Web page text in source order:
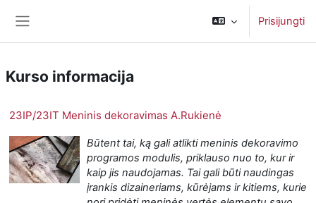
Prisijungti
Kurso informacija
23IP/23IT Meninis dekoravimas A.Rukienė
Būtent tai, ką gali atlikti meninis dekoravimo
programos modulis, priklauso nuo to, kur ir
kaip jis naudojamas. Tai gali būti naudingas
įrankis dizaineriams, kūrėjams ir kitiems, kurie